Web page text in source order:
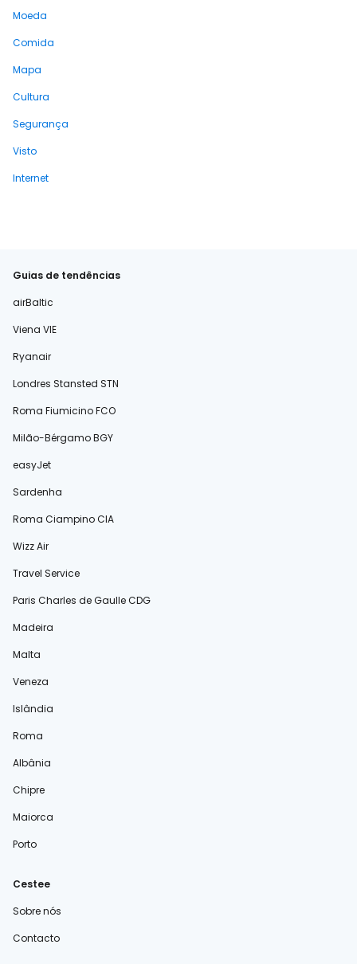
Moeda
Comida
Mapa
Cultura
Segurança
Visto
Internet
Guias de tendências
airBaltic
Viena VIE
Ryanair
Londres Stansted STN
Roma Fiumicino FCO
Milão-Bérgamo BGY
easyJet
Sardenha
Roma Ciampino CIA
Wizz Air
Travel Service
Paris Charles de Gaulle CDG
Madeira
Malta
Veneza
Islândia
Roma
Albânia
Chipre
Maiorca
Porto
Cestee
Sobre nós
Contacto